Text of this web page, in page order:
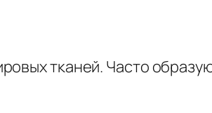
тканей. Часто